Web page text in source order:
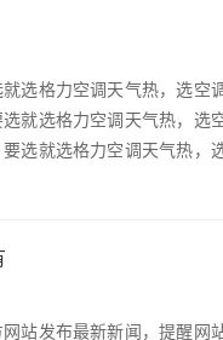
选格力空调天气热，选
就选格力空调天气热，
选就选格力空调天气热
站发布最新新闻，提醒